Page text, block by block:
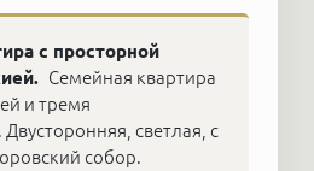
с просторной
Семейная квартира
и тремя
светлая, с
собор.